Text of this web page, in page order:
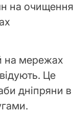
на очищення
на мережах
Це
дніпряни в